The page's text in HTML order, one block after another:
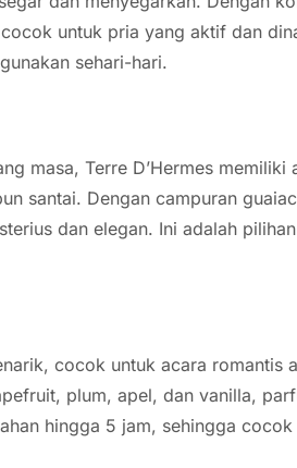
untuk pria yang aktif dan
sehari-hari.
masa, Terre D’Hermes memiliki
santai. Dengan campuran
dan elegan. Ini adalah
cocok untuk acara romantis
plum, apel, dan vanilla,
hingga 5 jam, sehingga